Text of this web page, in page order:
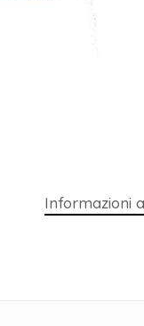
Informazioni